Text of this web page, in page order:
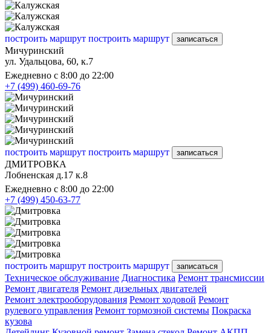
построить маршрут построить маршрут записаться
Мичуринский
ул. Удальцова, 60, к.7
Ежедневно с 8:00 до 22:00
+7 (499) 460-69-76
построить маршрут построить маршрут записаться
ДМИТРОВКА
Лобненская д.17 к.8
Ежедневно с 8:00 до 22:00
+7 (499) 450-63-77
построить маршрут построить маршрут записаться
Техническое обслуживание Диагностика Ремонт трансмиссии
Ремонт двигателя Ремонт дизельных двигателей
Ремонт электрооборудования Ремонт ходовой Ремонт
рулевого управления Ремонт тормозной системы Покраска
кузова